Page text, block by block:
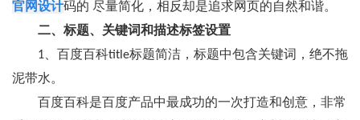
官网设计码的 尽量简化，相反却是追求网页的自然和谐。
二、标题、关键词和描述标签设置
1、百度百科title标题简洁，标题中包含关键词，绝不拖
泥带水。
百度百科是百度产品中最成功的一次打造和创意，非常